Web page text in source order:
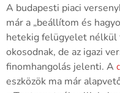
A budapesti piaci
már a „beállítom és
hetekig felügyelet nélkül
okosodnak, de az igazi
finomhangolás jelenti. A
eszközök ma már